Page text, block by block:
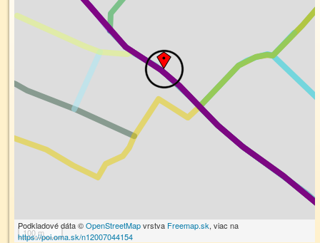
100 m
Podkladové dáta ©OpenStreetMapvrstva Freemap.sk, viac na
https://poi.oma.sk/n12007044154